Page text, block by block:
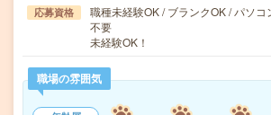
応募資格
職種未経験OK / ブランクOK / パソ
不要
未経験OK！
職場の雰囲気